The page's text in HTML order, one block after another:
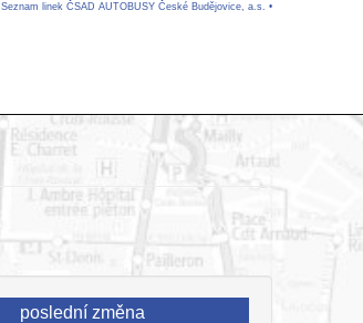
Seznam linek ČSAD AUTOBUSY České Budějovice, a.s. •
poslední změna